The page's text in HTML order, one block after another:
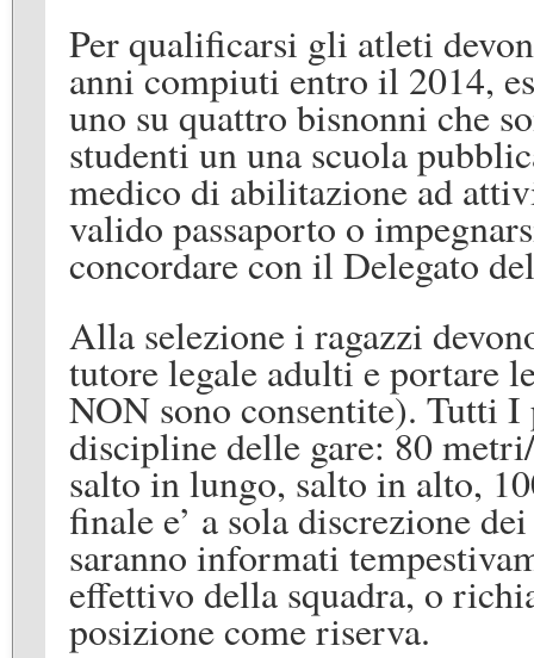
Per qualificarsi gli atleti
anni compiuti entro il 2014,
uno su quattro bisnonni che
studenti un una scuola
medico di abilitazione ad
valido passaporto o
concordare con il Delegato
Alla selezione i ragazzi
tutore legale adulti e portare
NON sono consentite). Tutti
discipline delle gare: 80
salto in lungo, salto in alto,
finale e’ a sola discrezione dei
saranno informati
effettivo della squadra, o
posizione come riserva.